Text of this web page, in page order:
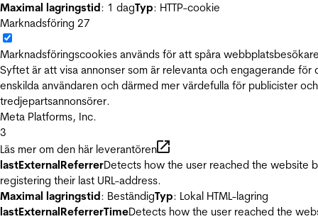
Maximal lagringstid: 1 dagTyp: HTTP-cookie
Marknadsföring 27
Marknadsföringscookies används för att spåra
Syftet är att visa annonser som är relevanta och engagerande för
enskilda användaren och därmed mer värdefulla för publicister och
tredjepartsannonsörer.
Meta Platforms, Inc.
3
Läs mer om den här leverantören
lastExternalReferrerDetects how the user reached the website
registering their last URL-address.
Maximal lagringstid: BeständigTyp: Lokal HTML-lagring
lastExternalReferrerTimeDetects how the user reached the